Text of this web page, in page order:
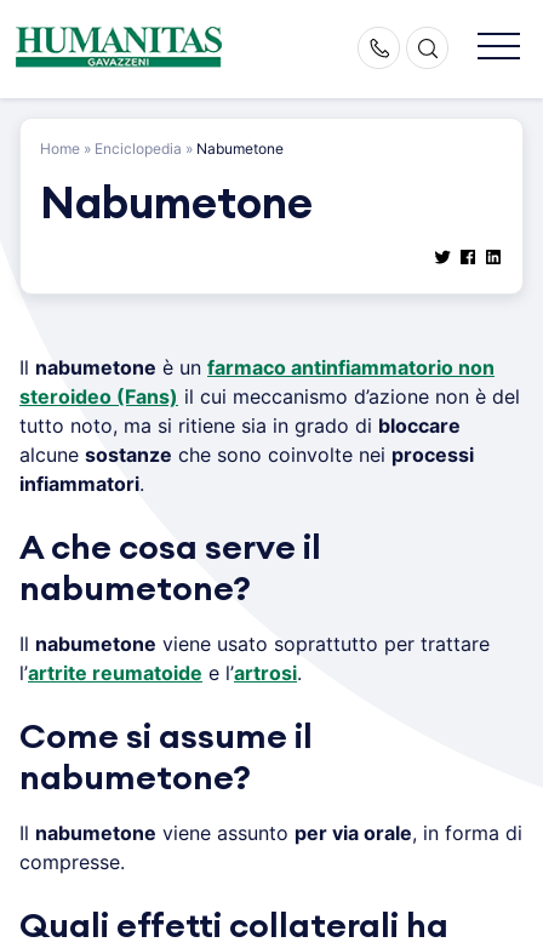
content
Home » Enciclopedia » Nabumetone
Nabumetone
Il nabumetone è un farmaco antinfiammatorio non
steroideo (Fans) il cui meccanismo d’azione non è del
tutto noto, ma si ritiene sia in grado di bloccare
alcune sostanze che sono coinvolte nei processi
infiammatori.
A che cosa serve il
nabumetone?
Il nabumetone viene usato soprattutto per trattare
l’artrite reumatoide e l’artrosi.
Come si assume il
nabumetone?
Il nabumetone viene assunto per via orale, in forma di
compresse.
Quali effetti collaterali ha